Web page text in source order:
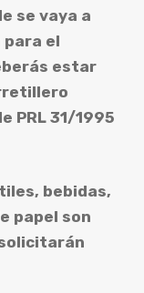
se vaya a
el
estar
PRL 31/1995
bebidas,
papel son